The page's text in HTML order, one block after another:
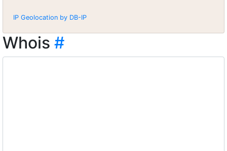
IP Geolocation by DB-IP
Whois #